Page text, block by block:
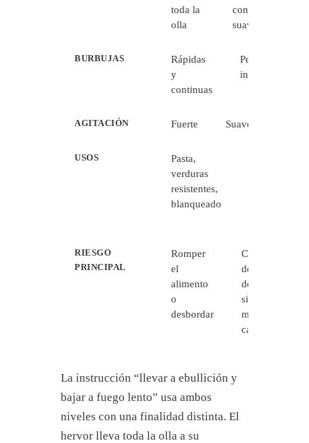
toda la
olla
con
suavidad
BURBUJAS
Rápidas
y
continuas
Pequeñas e
intermitentes
AGITACIÓN Fuerte Suave
USOS
Pasta,
verduras
resistentes,
blanqueado
RIESGO
PRINCIPAL
Romper
el
alimento
o
desbordar
Cocinar
demasiado
despacio
si baja
mucho el
calor
La instrucción “llevar a ebullición y
bajar a fuego lento” usa ambos
niveles con una finalidad distinta. El
hervor lleva toda la olla a su